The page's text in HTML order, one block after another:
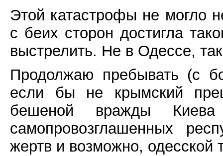
Этой катастрофы не могло
с беих сторон достигла
выстрелить. Не в Одессе,
Продолжаю пребывать (с
если бы не крымский
бешеной вражды
самопровозглашенных
жертв и возможно, одесской